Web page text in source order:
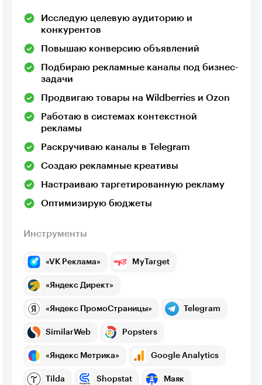
Исследую целевую аудиторию и
конкурентов
Повышаю конверсию объявлений
Подбираю рекламные каналы под бизнес-
задачи
Продвигаю товары на Wildberries и Ozon
Работаю в системах контекстной
рекламы
Раскручиваю каналы в Telegram
Создаю рекламные креативы
Настраиваю таргетированную рекламу
Оптимизирую бюджеты
Инструменты
«VK Реклама» MyTarget
«Яндекс Директ»
«Яндекс ПромоСтраницы» Telegram
SimilarWeb Popsters
«Яндекс Метрика» Google Analytics
Tilda Shopstat Маяк